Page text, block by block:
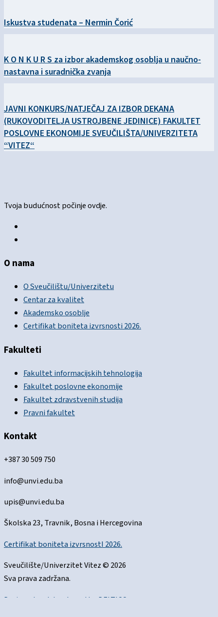
Iskustva studenata – Nermin Čorić
K O N K U R S za izbor akademskog osoblja u naučno-
nastavna i suradnička zvanja
JAVNI KONKURS/NATJEČAJ ZA IZBOR DEKANA
(RUKOVODITELJA USTROJBENE JEDINICE) FAKULTET
POSLOVNE EKONOMIJE SVEUČILIŠTA/UNIVERZITETA
“VITEZ“
Tvoja budućnost počinje ovdje.
O nama
O Sveučilištu/Univerzitetu
Centar za kvalitet
Akademsko osoblje
Certifikat boniteta izvrsnosti 2026.
Fakulteti
Fakultet informacijskih tehnologija
Fakultet poslovne ekonomije
Fakultet zdravstvenih studija
Pravni fakultet
Kontakt
+387 30 509 750
info@unvi.edu.ba
upis@unvi.edu.ba
Školska 23, Travnik, Bosna i Hercegovina
Certifikat boniteta izvrsnostI 2026.
Sveučilište/Univerzitet Vitez © 2026
Sva prava zadržana.
Designed and developed by DELTICO